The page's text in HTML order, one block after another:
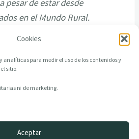
Cookies
analíticas para medir el uso de los contenidos y
sitio.
ni de marketing.
Aceptar
pesar de estar desde
en el Mundo Rural.